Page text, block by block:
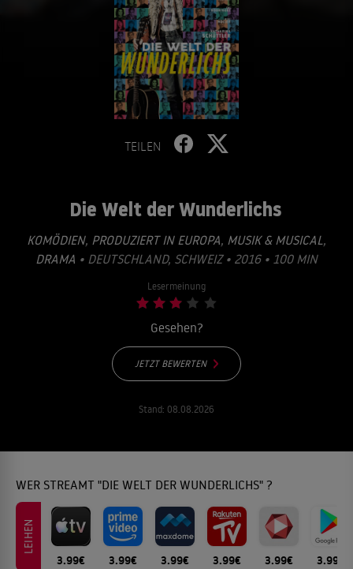
TEILEN
Die Welt der Wunderlichs
KOMÖDIEN, PRODUZIERT IN EUROPA, MUSIK & MUSICAL,
DRAMA • DEUTSCHLAND, SCHWEIZ • 2016 • 100 MIN
Lesermeinung
Gesehen?
JETZT BEWERTEN
Stand: 08.08.2026
WER STREAMT "DIE WELT DER WUNDERLICHS" ?
LEIHEN
3.99€ 3.99€ 3.99€ 3.99€ 3.99€ 3.99€